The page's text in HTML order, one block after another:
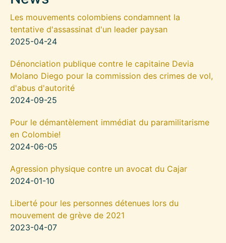
Les mouvements colombiens condamnent la
tentative d'assassinat d'un leader paysan
2025-04-24
Dénonciation publique contre le capitaine Devia
Molano Diego pour la commission des crimes de vol,
d'abus d'autorité
2024-09-25
Pour le démantèlement immédiat du paramilitarisme
en Colombie!
2024-06-05
Agression physique contre un avocat du Cajar
2024-01-10
Liberté pour les personnes détenues lors du
mouvement de grève de 2021
2023-04-07